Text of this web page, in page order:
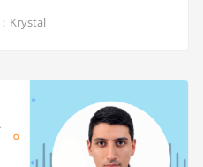
Krystal